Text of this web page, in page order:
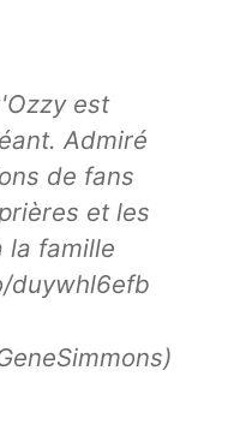
est
Admiré
de fans
et les
la famille
duywhl6efb